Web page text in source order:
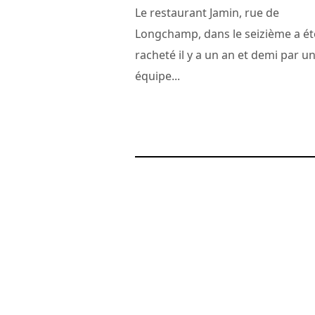
Le restaurant Jamin, rue de
Longchamp, dans le seizième a
racheté il y a un an et demi par
équipe...